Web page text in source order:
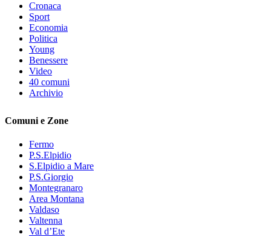
Cronaca
Sport
Economia
Politica
Young
Benessere
Video
40 comuni
Archivio
Comuni e Zone
Fermo
P.S.Elpidio
S.Elpidio a Mare
P.S.Giorgio
Montegranaro
Area Montana
Valdaso
Valtenna
Val d’Ete